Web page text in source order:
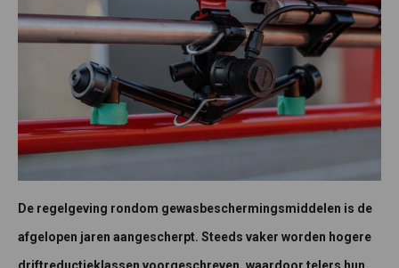
De regelgeving rondom gewasbeschermingsmiddelen is de
afgelopen jaren aangescherpt. Steeds vaker worden hogere